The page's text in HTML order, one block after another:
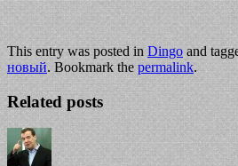
This entry was posted in Dingoand
новый. Bookmark thepermalink.
Related posts